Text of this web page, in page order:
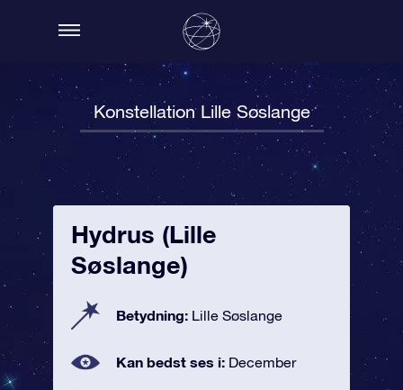
Konstellation Lille Søslange
Hydrus (Lille
Søslange)
Betydning: Lille Søslange
Kan bedst ses i: December